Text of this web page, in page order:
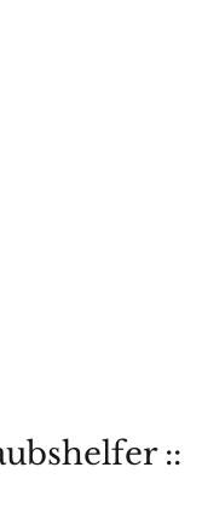
::